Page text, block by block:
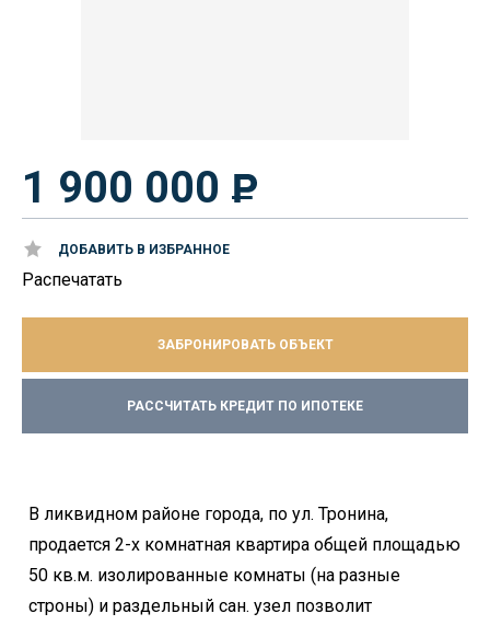
1 900 000
ДОБАВИТЬ В ИЗБРАННОЕ
Распечатать
ЗАБРОНИРОВАТЬ ОБЪЕКТ
РАССЧИТАТЬ КРЕДИТ ПО ИПОТЕКЕ
В ликвидном районе города, по ул. Тронина,
продается 2-х комнатная квартира общей площадью
50 кв.м. изолированные комнаты (на разные
строны) и раздельный сан. узел позволит